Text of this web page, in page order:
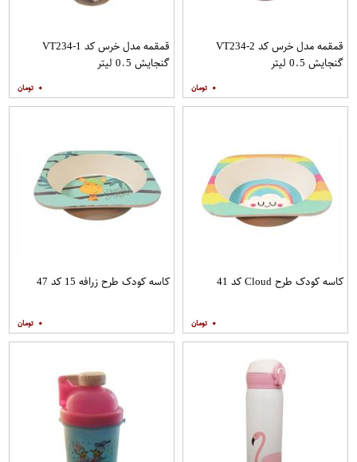
قمقمه مدل خرس کد VT234-2
گنجایش 0.5 لیتر
۰
قمقمه مدل خرس کد VT234-1
گنجایش 0.5 لیتر
۰
کاسه کودک طرح Cloud کد 41
۰
کاسه کودک طرح زرافه 15 کد 47
۰